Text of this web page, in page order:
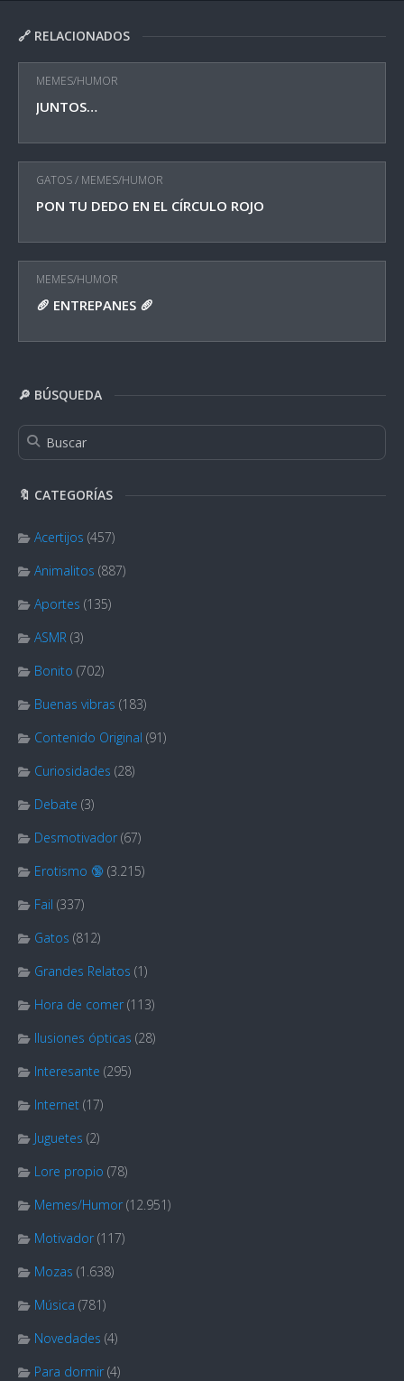
🔗 RELACIONADOS
MEMES/HUMOR
JUNTOS…
GATOS/ MEMES/HUMOR
PON TU DEDO EN EL CÍRCULO ROJO
MEMES/HUMOR
🥖 ENTREPANES 🥖
🔎 BÚSQUEDA
🔖 CATEGORÍAS
Acertijos (457)
Animalitos (887)
Aportes (135)
ASMR (3)
Bonito (702)
Buenas vibras (183)
Contenido Original (91)
Curiosidades (28)
Debate (3)
Desmotivador (67)
Erotismo 🔞 (3.215)
Fail (337)
Gatos (812)
Grandes Relatos (1)
Hora de comer (113)
Ilusiones ópticas (28)
Interesante (295)
Internet (17)
Juguetes (2)
Lore propio (78)
Memes/Humor (12.951)
Motivador (117)
Mozas (1.638)
Música (781)
Novedades (4)
Para dormir (4)